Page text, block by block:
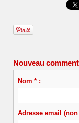
Nouveau
Nom * :
Adresse email